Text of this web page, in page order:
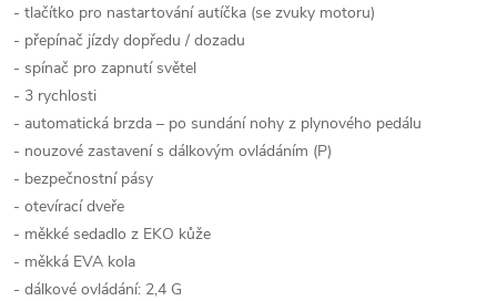
- tlačítko pro nastartování autíčka (se zvuky motoru)
- přepínač jízdy dopředu / dozadu
- spínač pro zapnutí světel
- 3 rychlosti
- automatická brzda – po sundání nohy z plynového pedálu
- nouzové zastavení s dálkovým ovládáním (P)
- bezpečnostní pásy
- otevírací dveře
- měkké sedadlo z EKO kůže
- měkká EVA kola
- dálkové ovládání: 2,4 G